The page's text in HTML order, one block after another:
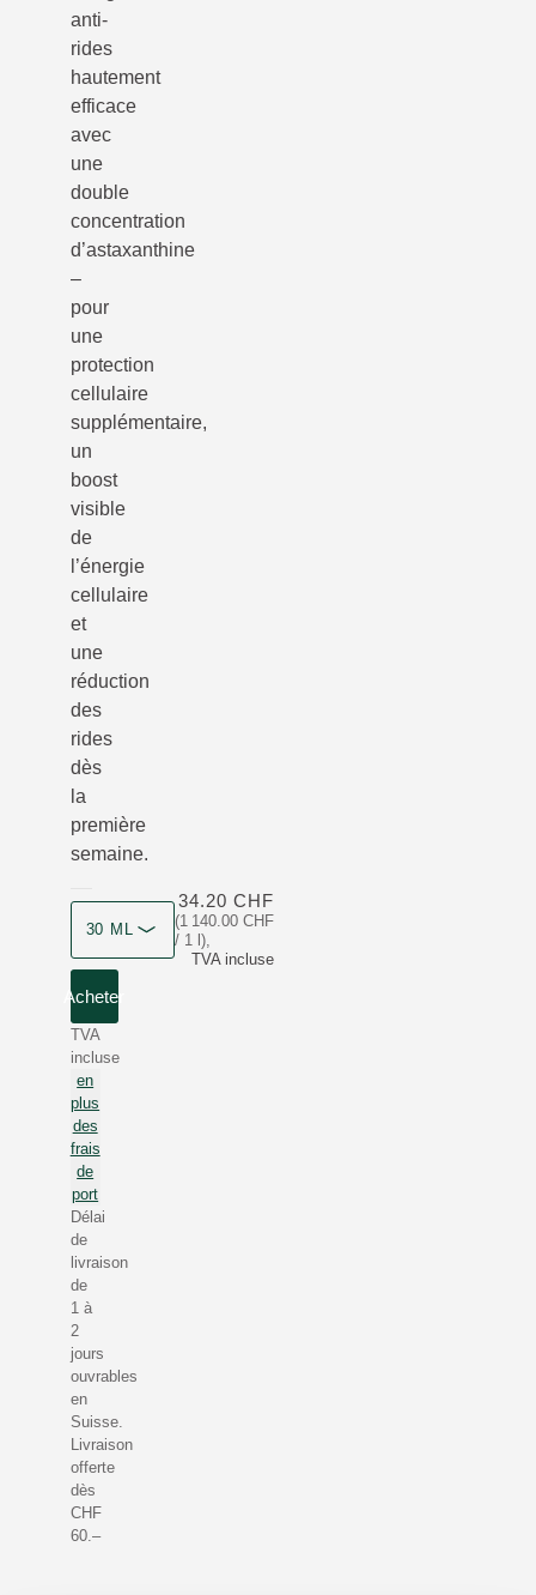
anti-
rides
hautement
efficace
avec
une
double
concentration
d’astaxanthine
–
pour
une
protection
cellulaire
supplémentaire,
un
boost
visible
de
l’énergie
cellulaire
et
une
réduction
des
rides
dès
la
première
semaine.
30 ML
(1 140.00 CHF
/ 1 l),
TVA incluse
34.20 CHF
Acheter
TVA
incluse
en
plus
des
frais
de
port
Délai
de
livraison
de
1 à
2
jours
ouvrables
en
Suisse.
Livraison
offerte
dès
CHF
60.–